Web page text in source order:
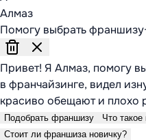
Алмаз
Помогу выбрать франшизу·
Привет! Я Алмаз, помогу
в франчайзинге, видел
красиво обещают и плохо
Подобрать франшизу
Что
Стоит ли франшиза новичку?